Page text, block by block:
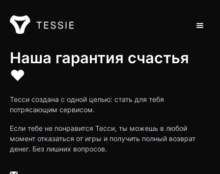
Toggle
Поддержка дома
Наша гарантия счастья
❤️
Тесси создана с одной целью: стать для тебя
потрясающим сервисом.
Если тебе не понравится Тесси, ты можешь в любой
момент отказаться от игры и получить полный возврат
денег. Без лишних вопросов.